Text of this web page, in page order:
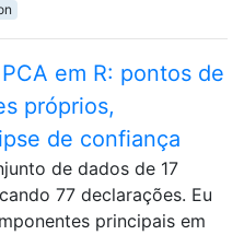
em R: pontos de
próprios,
de confiança
de dados de 17
77 declarações. Eu
principais em